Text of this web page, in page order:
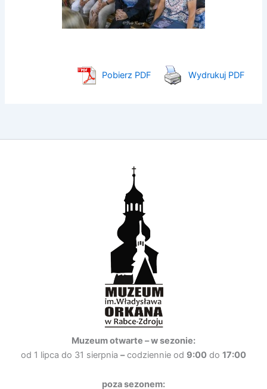
Pobierz PDF Wydrukuj PDF
Muzeum otwarte –w sezonie:
od 1 lipca do 31 sierpnia –codziennie od 9:00 do 17:00
poza sezonem: